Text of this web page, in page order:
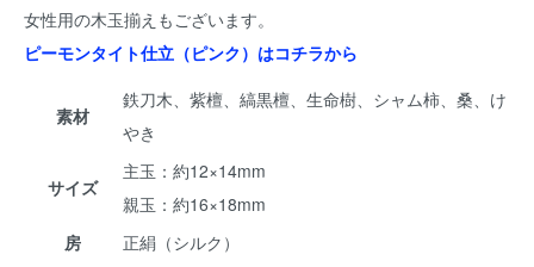
女性用の木玉揃えもございます。
ピーモンタイト仕立（ピンク）はコチラから
素材
鉄刀木、紫檀、縞黒檀、生命樹、シャム柿、桑、け
やき
サイズ
主玉：約12×14mm
親玉：約16×18mm
房
正絹（シルク）